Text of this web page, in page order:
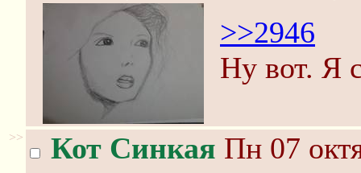
>>2946
Ну вот. Я
>> Кот Синкая Пн 07